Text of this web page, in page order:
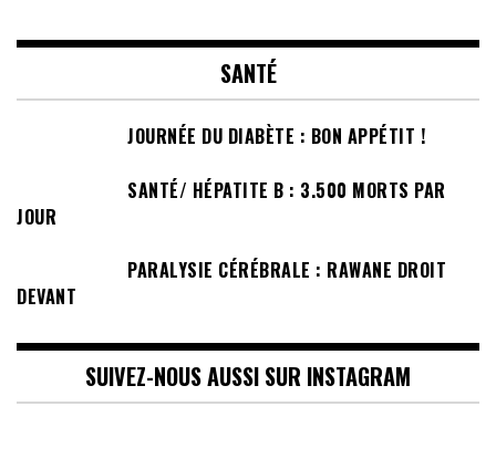
SANTÉ
JOURNÉE DU DIABÈTE : BON APPÉTIT !
SANTÉ/ HÉPATITE B : 3.500 MORTS PAR
JOUR
PARALYSIE CÉRÉBRALE : RAWANE DROIT
DEVANT
SUIVEZ-NOUS AUSSI SUR INSTAGRAM